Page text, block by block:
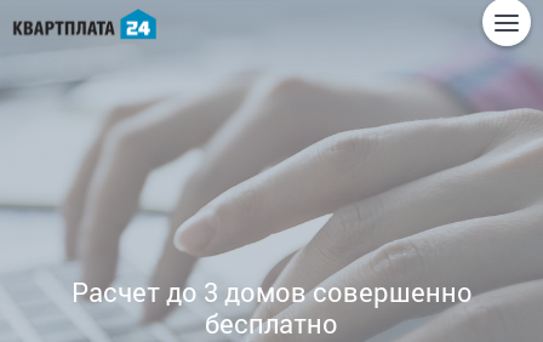
Расчет до 3 домов совершенно
бесплатно